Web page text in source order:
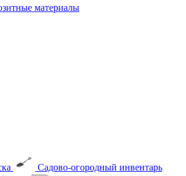
материалы
Садово-огородный инвентарь